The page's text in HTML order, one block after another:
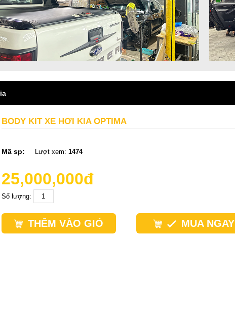
BODY KIT XE HƠI KIA OPTIMA
Mã sp: Lượt xem: 1474
25,000,000đ
Số lượng:
THÊM VÀO GIỎ MUA NGAY